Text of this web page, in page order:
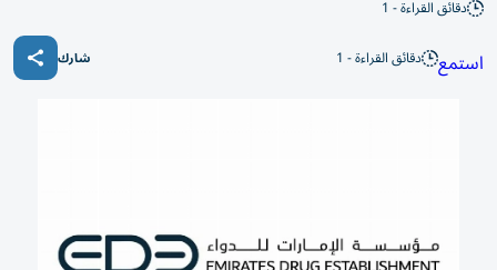
دقائق القراءة - 1
استمع دقائق القراءة - 1 شارك